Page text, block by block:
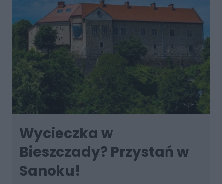
Wycieczka w
Bieszczady? Przystań w
Sanoku!